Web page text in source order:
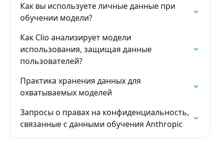
Как вы используете личные данные при
обучении модели?
Как Clio анализирует модели
использования, защищая данные
пользователей?
Практика хранения данных для
охватываемых моделей
Запросы о правах на конфиденциальность,
связанные с данными обучения Anthropic